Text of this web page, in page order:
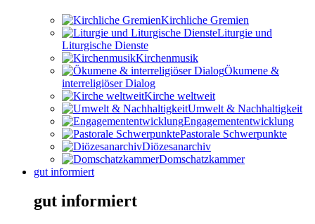
Kirchliche Gremien
Liturgie und
Liturgische Dienste
Kirchenmusik
Ökumene &
interreligiöser Dialog
Kirche weltweit
Umwelt & Nachhaltigkeit
Engagemententwicklung
Pastorale Schwerpunkte
Diözesanarchiv
Domschatzkammer
gut informiert
gut informiert